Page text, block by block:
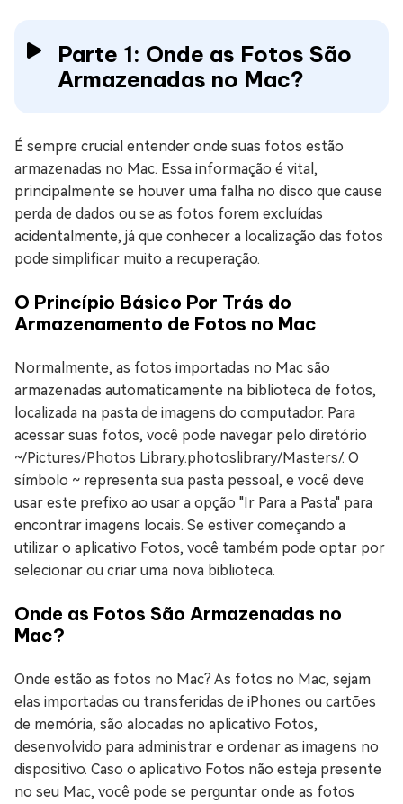
Parte 1: Onde as Fotos São
Armazenadas no Mac?
É sempre crucial entender onde suas fotos estão
armazenadas no Mac. Essa informação é vital,
principalmente se houver uma falha no disco que cause
perda de dados ou se as fotos forem excluídas
acidentalmente, já que conhecer a localização das fotos
pode simplificar muito a recuperação.
O Princípio Básico Por Trás do
Armazenamento de Fotos no Mac
Normalmente, as fotos importadas no Mac são
armazenadas automaticamente na biblioteca de fotos,
localizada na pasta de imagens do computador. Para
acessar suas fotos, você pode navegar pelo diretório
~/Pictures/Photos Library.photoslibrary/Masters/. O
símbolo ~ representa sua pasta pessoal, e você deve
usar este prefixo ao usar a opção "Ir Para a Pasta" para
encontrar imagens locais. Se estiver começando a
utilizar o aplicativo Fotos, você também pode optar por
selecionar ou criar uma nova biblioteca.
Onde as Fotos São Armazenadas no
Mac?
Onde estão as fotos no Mac? As fotos no Mac, sejam
elas importadas ou transferidas de iPhones ou cartões
de memória, são alocadas no aplicativo Fotos,
desenvolvido para administrar e ordenar as imagens no
dispositivo. Caso o aplicativo Fotos não esteja presente
no seu Mac, você pode se perguntar onde as fotos